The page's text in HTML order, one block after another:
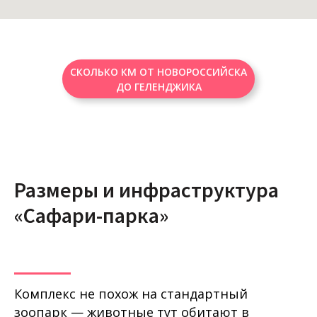
СКОЛЬКО КМ ОТ НОВОРОССИЙСКА
ДО ГЕЛЕНДЖИКА
Размеры и инфраструктура
«Сафари-парка»
Комплекс не похож на стандартный
зоопарк — животные тут обитают в